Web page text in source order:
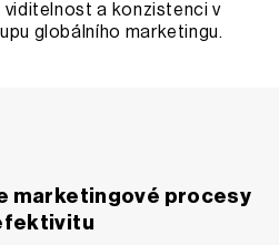
a konzistenci v
globálního marketingu.
marketingové procesy